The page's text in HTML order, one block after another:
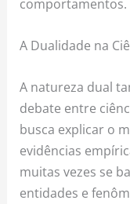
A Dualidade na
A natureza dual
debate entre
busca explicar o
evidências
muitas vezes se
entidades e